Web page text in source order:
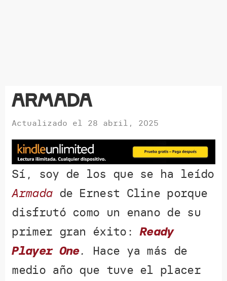
Armada
Actualizado el 28 abril, 2025
Sí, soy de los que se ha leído
Armadade Ernest Cline porque
disfrutó como un enano de su
primer gran éxito:Ready
Player One.
Hace ya más de
medio año que tuve el placer